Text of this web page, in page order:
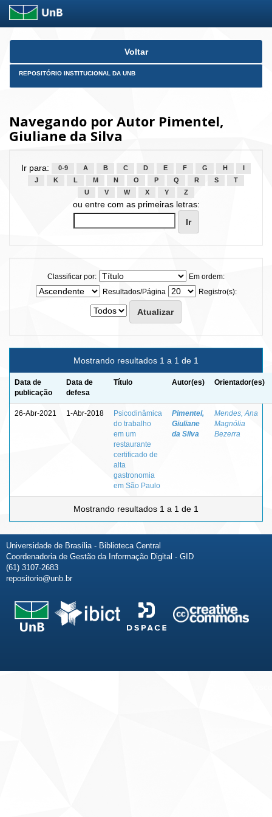
Skip
Voltar
REPOSITÓRIO INSTITUCIONAL DA UNB
Navegando por Autor Pimentel,
Giuliane da Silva
Ir para: 0-9 A B C D E F G H
J
K L M N O P Q R S
T
U
V W X Y Z
ou entre com as primeiras letras:
Classificar por:
Em ordem:
Resultados/Página
Registro(s):
Mostrando resultados 1 a 1 de 1
Data de
publicação
Data de
defesa
Título Autor(es) Orientador(es)
26-Abr-2021 1-Abr-2018
Psicodinâmica
do trabalho
em um
restaurante
certificado de
alta
gastronomia
em São Paulo
Pimentel,
Giuliane
da Silva
Mendes, Ana
Magnólia
Bezerra
Mostrando resultados 1 a 1 de 1
Universidade de Brasília - Biblioteca Central
Coordenadoria de Gestão da Informação Digital - GID
(61) 3107-2683
repositorio@unb.br